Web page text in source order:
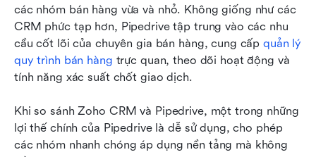
các nhóm bán hàng vừa và nhỏ. Không giống như các
CRM phức tạp hơn, Pipedrive tập trung vào các nhu
cầu cốt lõi của chuyên gia bán hàng, cung cấp quản lý
quy trình bán hàng trực quan, theo dõi hoạt động và
tính năng xác suất chốt giao dịch.
Khi so sánh Zoho CRM và Pipedrive, một trong những
lợi thế chính của Pipedrive là dễ sử dụng, cho phép
các nhóm nhanh chóng áp dụng nền tảng mà không